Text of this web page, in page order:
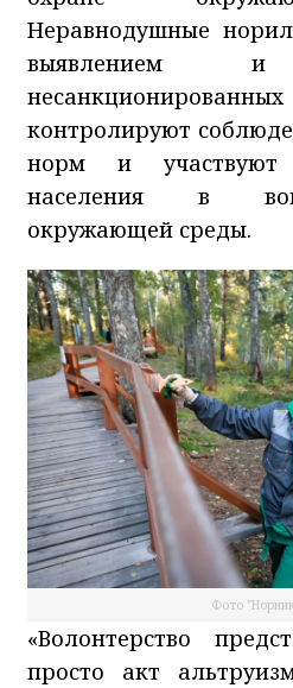
Неравнодушные
выявлением и
контролируют
норм и участвуют
населения в
окружающей среды.
Фото
«Волонтерство
просто акт